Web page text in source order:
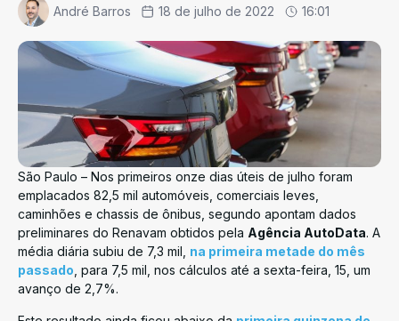
André Barros 18 de julho de 2022 16:01
São Paulo – Nos primeiros onze dias úteis de julho foram
emplacados 82,5 mil automóveis, comerciais leves,
caminhões e chassis de ônibus, segundo apontam dados
preliminares do Renavam obtidos pela Agência AutoData. A
média diária subiu de 7,3 mil, na primeira metade do mês
passado , para 7,5 mil, nos cálculos até a sexta-feira, 15, um
avanço de 2,7%.